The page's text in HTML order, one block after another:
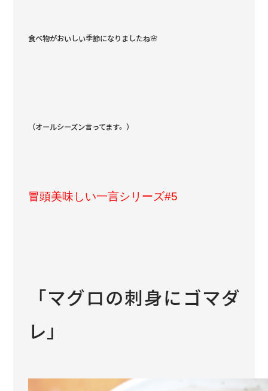
食べ物がおいしい季節になりましたね🌸
（オールシーズン言ってます。）
冒頭美味しい一言シリーズ#5
「マグロの刺身にゴマダ
レ」